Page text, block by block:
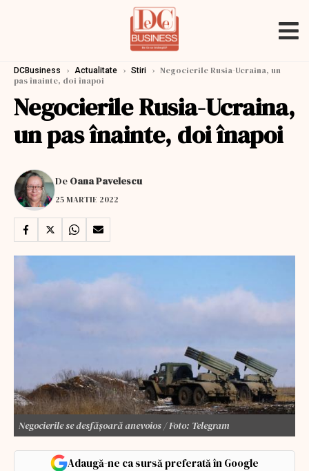
DCBusiness › Actualitate › Stiri › Negocierile Rusia-Ucraina, un
pas înainte, doi înapoi
Negocierile Rusia-Ucraina,
un pas înainte, doi înapoi
De Oana Pavelescu
25 MARTIE 2022
Negocierile se desfășoară anevoios / Foto: Telegram
Adaugă-ne ca sursă preferată în Google